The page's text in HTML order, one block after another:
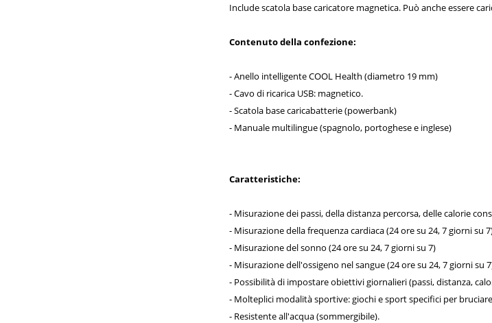
Include scatola base caricatore magnetica. Può anche essere
Contenuto della confezione:
- Anello intelligente COOL Health (diametro 19 mm)
- Cavo di ricarica USB: magnetico.
- Scatola base caricabatterie (powerbank)
- Manuale multilingue (spagnolo, portoghese e inglese)
Caratteristiche:
- Misurazione dei passi, della distanza percorsa, delle calorie
- Misurazione della frequenza cardiaca (24 ore su 24, 7 giorni su
- Misurazione del sonno (24 ore su 24, 7 giorni su 7)
- Misurazione dell'ossigeno nel sangue (24 ore su 24, 7 giorni su
- Possibilità di impostare obiettivi giornalieri (passi, distanza,
- Molteplici modalità sportive: giochi e sport specifici per
- Resistente all'acqua (sommergibile).